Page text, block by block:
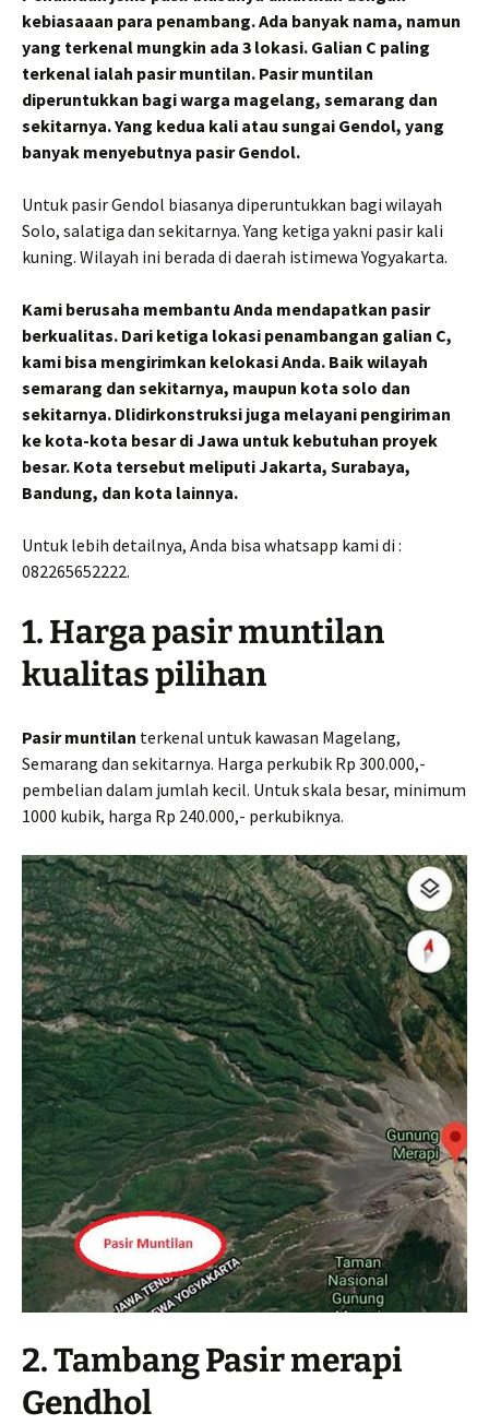
kebiasaaan para penambang. Ada banyak nama, namun
yang terkenal mungkin ada 3 lokasi. Galian C paling
terkenal ialah pasir muntilan. Pasir muntilan
diperuntukkan bagi warga magelang, semarang dan
sekitarnya. Yang kedua kali atau sungai Gendol, yang
banyak menyebutnya pasir Gendol.
Untuk pasir Gendol biasanya diperuntukkan bagi wilayah
Solo, salatiga dan sekitarnya. Yang ketiga yakni pasir kali
kuning. Wilayah ini berada di daerah istimewa Yogyakarta.
Kami berusaha membantu Anda mendapatkan pasir
berkualitas. Dari ketiga lokasi penambangan galian C,
kami bisa mengirimkan kelokasi Anda. Baik wilayah
semarang dan sekitarnya, maupun kota solo dan
sekitarnya. Dlidirkonstruksi juga melayani pengiriman
ke kota-kota besar di Jawa untuk kebutuhan proyek
besar. Kota tersebut meliputi Jakarta, Surabaya,
Bandung, dan kota lainnya.
Untuk lebih detailnya, Anda bisa whatsapp kami di :
082265652222.
1. Harga pasir muntilan
kualitas pilihan
Pasir muntilan terkenal untuk kawasan Magelang,
Semarang dan sekitarnya. Harga perkubik Rp 300.000,-
pembelian dalam jumlah kecil. Untuk skala besar, minimum
1000 kubik, harga Rp 240.000,- perkubiknya.
2. Tambang Pasir merapi
Gendhol